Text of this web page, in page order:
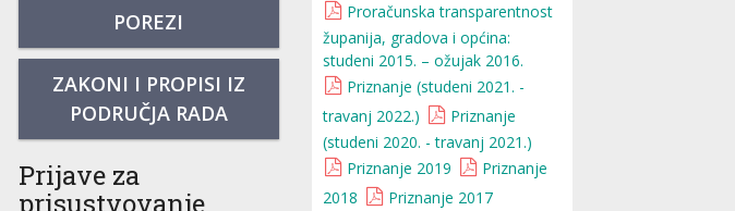
POREZI
ZAKONI I PROPISI IZ
PODRUČJA RADA
Prijave za
prisustvovanje
Proračunska transparentnost
županija, gradova i općina:
studeni 2015. – ožujak 2016.
Priznanje (studeni 2021. -
travanj 2022.)
Priznanje
(studeni 2020. - travanj 2021.)
Priznanje 2019
Priznanje
2018
Priznanje 2017